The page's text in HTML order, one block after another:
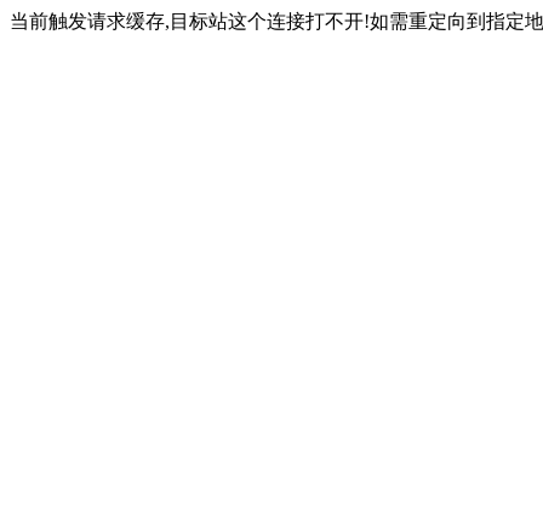
当前触发请求缓存,目标站这个连接打不开!如需重定向到指定